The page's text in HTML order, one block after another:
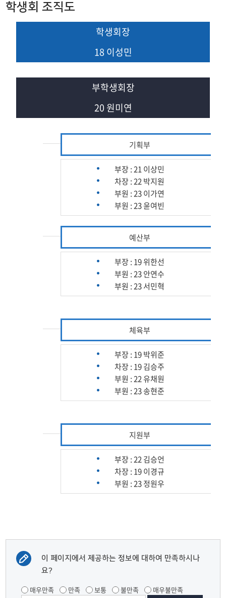
학생회 조직도
학생회장
18 이성민
부학생회장
20 원미연
기획부
부장 : 21 이상민
차장 : 22 박지원
부원 : 23 이가연
부원 : 23 윤여빈
예산부
부장 : 19 위한선
부원 : 23 안연수
부원 : 23 서민혁
체육부
부장 : 19 박위준
차장 : 19 김승주
부원 : 22 유채원
부원 : 23 송현준
지원부
부장 : 22 김승언
차장 : 19 이경규
부원 : 23 정원우
이 페이지에서 제공하는 정보에 대하여 만족하시나
요?
매우만족 만족 보통 불만족 매우불만족